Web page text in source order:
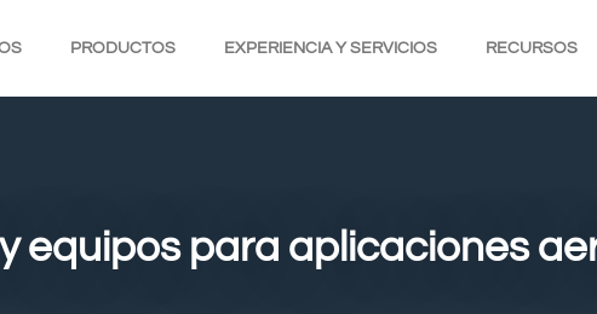
PRODUCTOS EXPERIENCIA Y SERVICIOS RECURSOS
equipos para aplicaciones